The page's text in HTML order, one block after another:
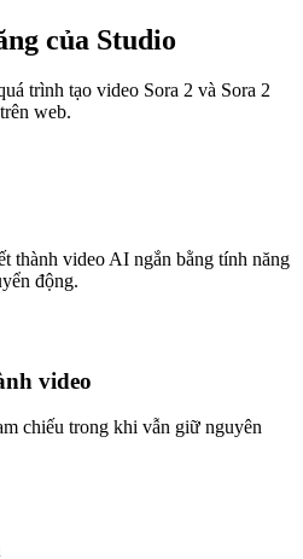
của Studio
trình tạo video Sora 2 và Sora 2
web.
thành video AI ngắn bằng tính năng
động.
video
chiếu trong khi vẫn giữ nguyên